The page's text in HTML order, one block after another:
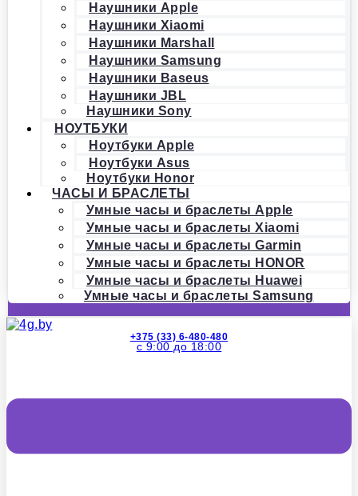
Наушники Apple
Наушники Xiaomi
Наушники Marshall
Наушники Samsung
Наушники Baseus
Наушники JBL
Наушники Sony
НОУТБУКИ
Ноутбуки Apple
Ноутбуки Asus
Ноутбуки Honor
ЧАСЫ И БРАСЛЕТЫ
Умные часы и браслеты Apple
Умные часы и браслеты Xiaomi
Умные часы и браслеты Garmin
Умные часы и браслеты HONOR
Умные часы и браслеты Huawei
Умные часы и браслеты Samsung
+375 (33) 6-480-480
с 9:00 до 18:00